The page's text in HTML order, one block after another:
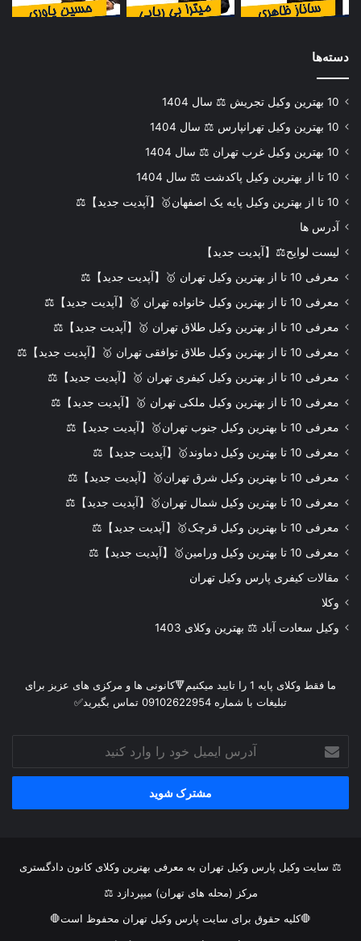
دسته‌ها
10 بهترین وکیل تجریش ⚖️ سال 1404
10 بهترین وکیل تهرانپارس ⚖️ سال 1404
10 بهترین وکیل غرب تهران ⚖️ سال 1404
10 تا از بهترین وکیل پاکدشت ⚖️ سال 1404
10 تا از بهترین وکیل پایه یک اصفهان🥇【آپدیت جدید】⚖️
آدرس ها
لیست لوایح⚖️【آپدیت جدید】
معرفی 10 تا از بهترین وکیل تهران 🥇【آپدیت جدید】⚖️
معرفی 10 تا از بهترین وکیل خانواده تهران 🥇【آپدیت جدید】⚖️
معرفی 10 تا از بهترین وکیل طلاق تهران 🥇【آپدیت جدید】⚖️
معرفی 10 تا از بهترین وکیل طلاق توافقی تهران 🥇【آپدیت جدید】⚖️
معرفی 10 تا از بهترین وکیل کیفری تهران 🥇【آپدیت جدید】⚖️
معرفی 10 تا از بهترین وکیل ملکی تهران 🥇【آپدیت جدید】⚖️
معرفی 10 تا بهترین وکیل جنوب تهران🥇【آپدیت جدید】⚖️
معرفی 10 تا بهترین وکیل دماوند🥇【آپدیت جدید】⚖️
معرفی 10 تا بهترین وکیل شرق تهران🥇【آپدیت جدید】⚖️
معرفی 10 تا بهترین وکیل شمال تهران🥇【آپدیت جدید】⚖️
معرفی 10 تا بهترین وکیل قرچک🥇【آپدیت جدید】⚖️
معرفی 10 تا بهترین وکیل ورامین🥇【آپدیت جدید】⚖️
مقالات کیفری پارس وکیل تهران
وکلا
وکیل سعادت آباد ⚖️ بهترین وکلای 1403
ما فقط وکلای پایه 1 را تایید میکنیم🔻کانونی ها و مرکزی های عزیز برای
تبلیغات با شماره 09102622954 تماس بگیرید✅
آدرس
ایمیل
خود
وارد
⚖ سایت وکیل پارس وکیل تهران به معرفی بهترین وکلای کانون دادگستری
مرکز (محله های تهران) میپردازد ⚖
🛑کلیه حقوق برای سایت پارس وکیل تهران محفوظ است🛑